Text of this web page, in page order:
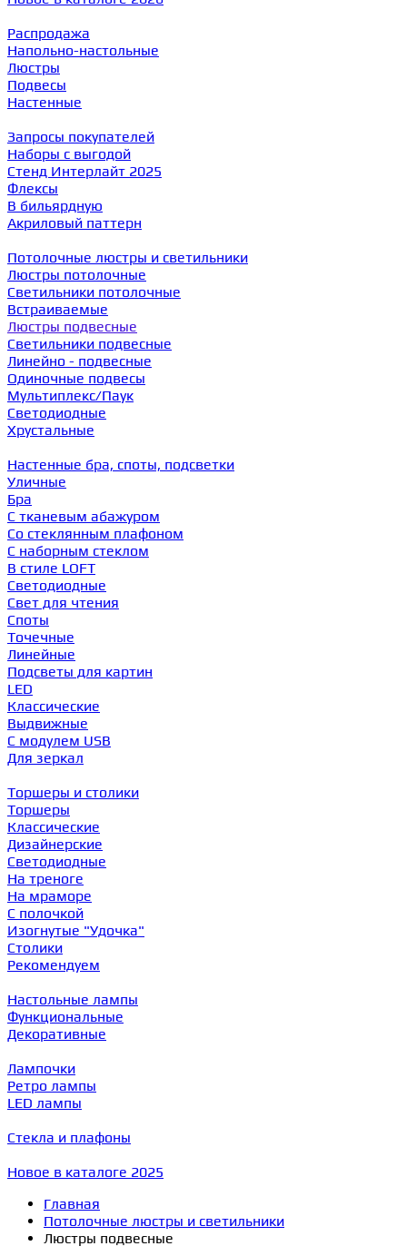
Распродажа
Напольно-настольные
Люстры
Подвесы
Настенные
Запросы покупателей
Наборы с выгодой
Стенд Интерлайт 2025
Флексы
В бильярдную
Акриловый паттерн
Потолочные люстры и светильники
Люстры потолочные
Светильники потолочные
Встраиваемые
Люстры подвесные
Светильники подвесные
Линейно - подвесные
Одиночные подвесы
Мультиплекс/Паук
Светодиодные
Хрустальные
Настенные бра, споты, подсветки
Уличные
Бра
С тканевым абажуром
Со стеклянным плафоном
С наборным стеклом
В стиле LOFT
Светодиодные
Свет для чтения
Споты
Точечные
Линейные
Подсветы для картин
LED
Классические
Выдвижные
С модулем USB
Для зеркал
Торшеры и столики
Торшеры
Классические
Дизайнерские
Светодиодные
На треноге
На мраморе
С полочкой
Изогнутые "Удочка"
Столики
Рекомендуем
Настольные лампы
Функциональные
Декоративные
Лампочки
Ретро лампы
LED лампы
Стекла и плафоны
Новое в каталоге 2025
Главная
Потолочные люстры и светильники
Люстры подвесные